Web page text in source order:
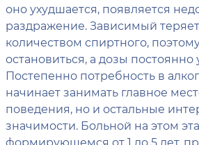
оно ухудшается, появляется
раздражение. Зависимый
количеством спиртного,
остановиться, а дозы
Постепенно потребность в
начинает занимать главное
поведения, но и остальные
значимости. Больной на этом
формирующемся от 1 до 5 лет,